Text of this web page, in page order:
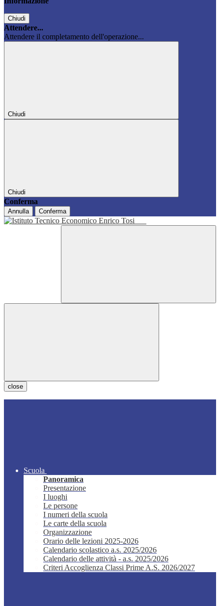
Chiudi
Attendere...
Attendere il completamento dell'operazione...
Chiudi
Chiudi
Conferma
Annulla Conferma
close
Scuola
Panoramica
Presentazione
I luoghi
Le persone
I numeri della scuola
Le carte della scuola
Organizzazione
Orario delle lezioni 2025-2026
Calendario scolastico a.s. 2025/2026
Calendario delle attività - a.s. 2025/2026
Criteri Accoglienza Classi Prime A.S. 2026/2027